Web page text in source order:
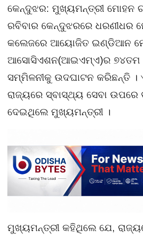
କେନ୍ଦୁଝର: ମୁଖ୍ୟମନ୍ତ୍ରୀ ମୋହନ
ରବିବାର କେନ୍ଦୁଝରରେ ଧରଣୀଧର
କଲେଜରେ ଆୟୋଜିତ ଇଣ୍ଡିଆନ
ଆସୋସିଏଶନ(ଆଇଏମ୍‌ଏ)ର ୭୪ତମ
ସମ୍ମିଳନୀକୁ ଉଦଘାଟନ କରିଛନ୍ତି ।
ରାଜ୍ୟରେ ସ୍ବାସ୍ଥ୍ୟ ସେବା
ଦେଇଥିଲେ ମୁଖ୍ୟମନ୍ତ୍ରୀ ।
ମୁଖ୍ୟମନ୍ତ୍ରୀ କହିଥିଲେ ଯେ,